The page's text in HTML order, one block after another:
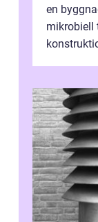
en
mikrobiell